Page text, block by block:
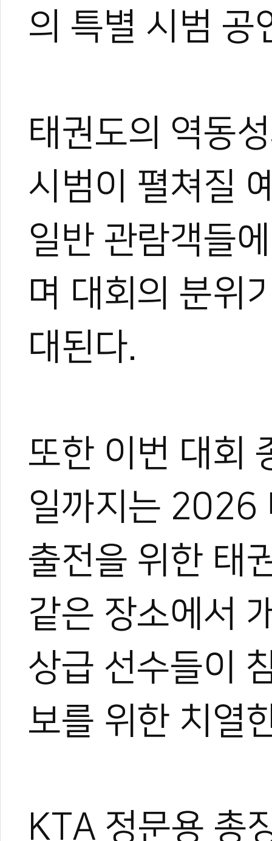
의 특별 시범 공
태권도의 역동
시범이 펼쳐질
일반 관람객들
며 대회의 분위
대된다.
또한 이번 대회
일까지는 2026
출전을 위한 태
같은 장소에서
상급 선수들이
보를 위한 치열
KTA 정문용 총